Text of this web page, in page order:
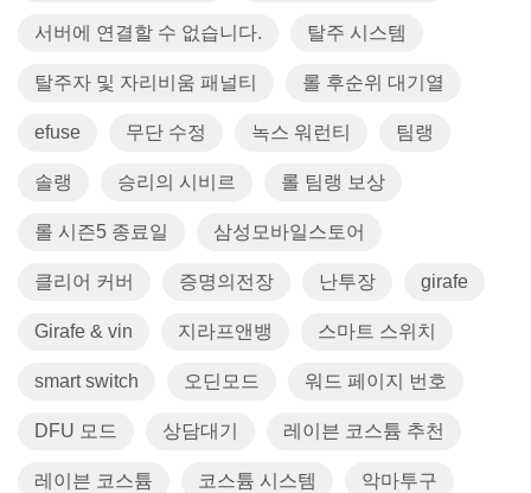
서버에 연결할 수 없습니다. 탈주 시스템
탈주자 및 자리비움 패널티 롤 후순위 대기열
efuse 무단 수정 녹스 워런티 팀랭
솔랭 승리의 시비르 롤 팀랭 보상
롤 시즌5 종료일 삼성모바일스토어
클리어 커버 증명의전장 난투장 girafe
Girafe & vin 지라프앤뱅 스마트 스위치
smart switch 오딘모드 워드 페이지 번호
DFU 모드 상담대기 레이븐 코스튬 추천
레이븐 코스튬 코스튬 시스템 악마투구